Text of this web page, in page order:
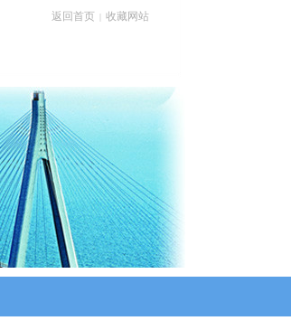
返回首页 收藏网站